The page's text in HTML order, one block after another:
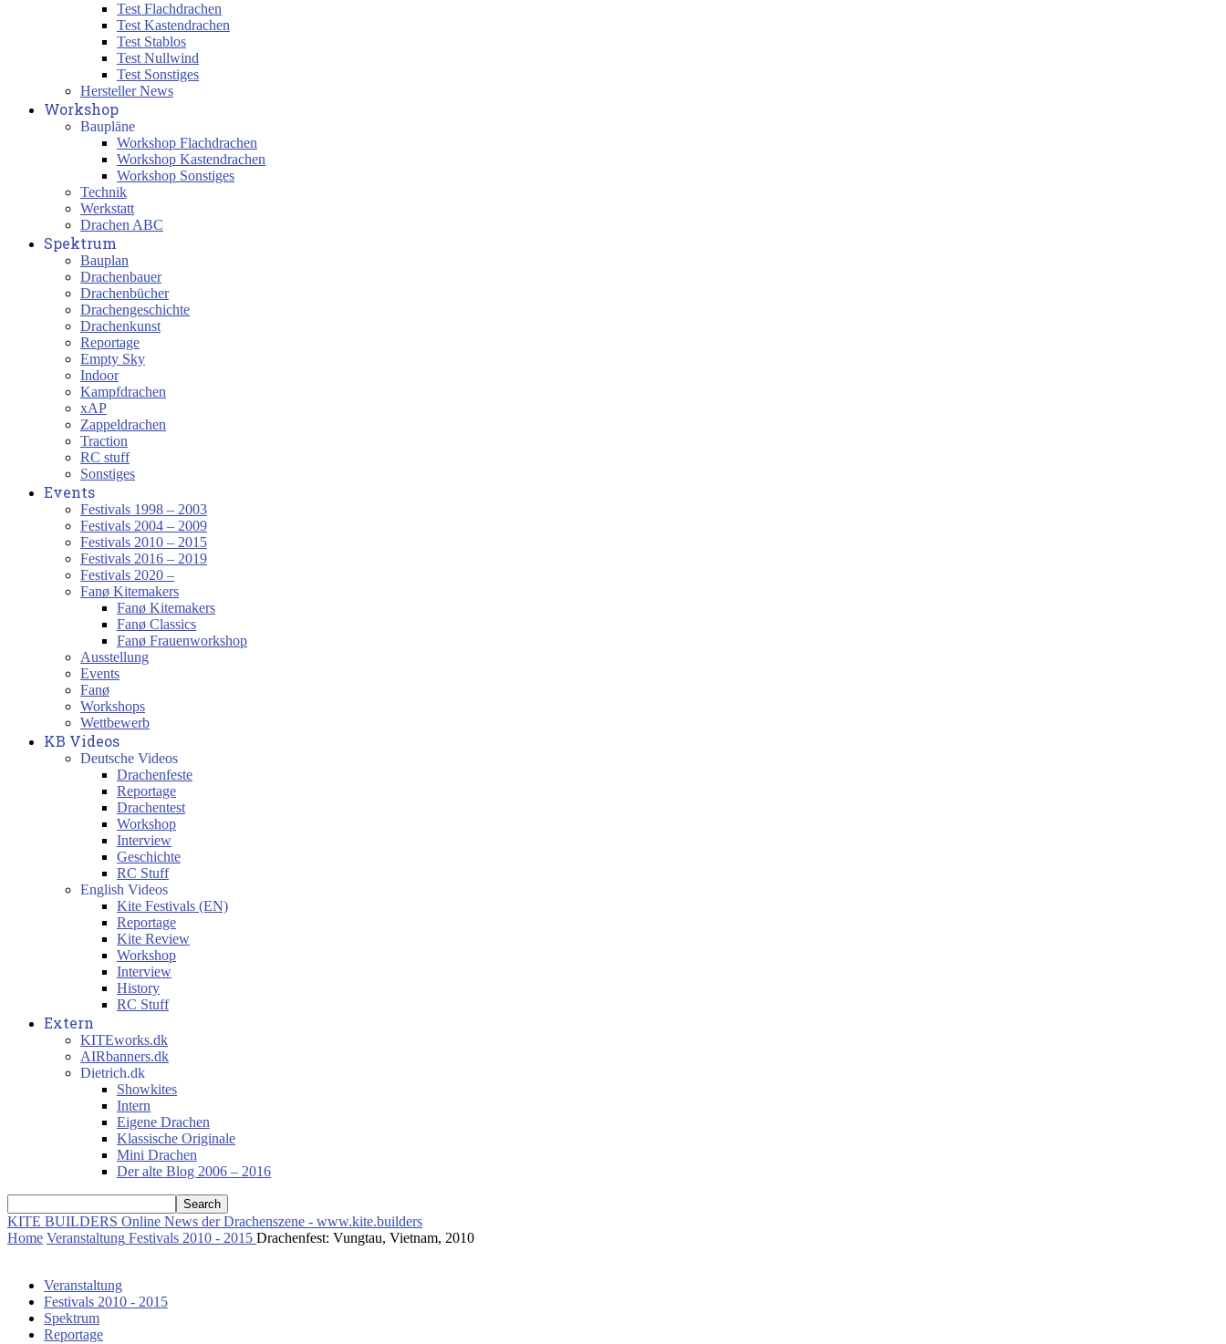
Test Flachdrachen
Test Kastendrachen
Test Stablos
Test Nullwind
Test Sonstiges
Hersteller News
Workshop
Baupläne
Workshop Flachdrachen
Workshop Kastendrachen
Workshop Sonstiges
Technik
Werkstatt
Drachen ABC
Spektrum
Bauplan
Drachenbauer
Drachenbücher
Drachengeschichte
Drachenkunst
Reportage
Empty Sky
Indoor
Kampfdrachen
xAP
Zappeldrachen
Traction
RC stuff
Sonstiges
Events
Festivals 1998 – 2003
Festivals 2004 – 2009
Festivals 2010 – 2015
Festivals 2016 – 2019
Festivals 2020 –
Fanø Kitemakers
Fanø Kitemakers
Fanø Classics
Fanø Frauenworkshop
Ausstellung
Events
Fanø
Workshops
Wettbewerb
KB Videos
Deutsche Videos
Drachenfeste
Reportage
Drachentest
Workshop
Interview
Geschichte
RC Stuff
English Videos
Kite Festivals (EN)
Reportage
Kite Review
Workshop
Interview
History
RC Stuff
Extern
KITEworks.dk
AIRbanners.dk
Dietrich.dk
Showkites
Intern
Eigene Drachen
Klassische Originale
Mini Drachen
Der alte Blog 2006 – 2016
KITE BUILDERS Online News der Drachenszene - www.kite.builders
Home Veranstaltung Festivals 2010 - 2015 Drachenfest: Vungtau, Vietnam, 2010
Veranstaltung
Festivals 2010 - 2015
Spektrum
Reportage